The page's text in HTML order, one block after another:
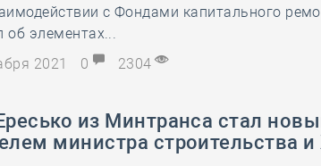
с Фондами капитального
об элементах...
2021
0 2304
из Минтранса стал
министра строительства